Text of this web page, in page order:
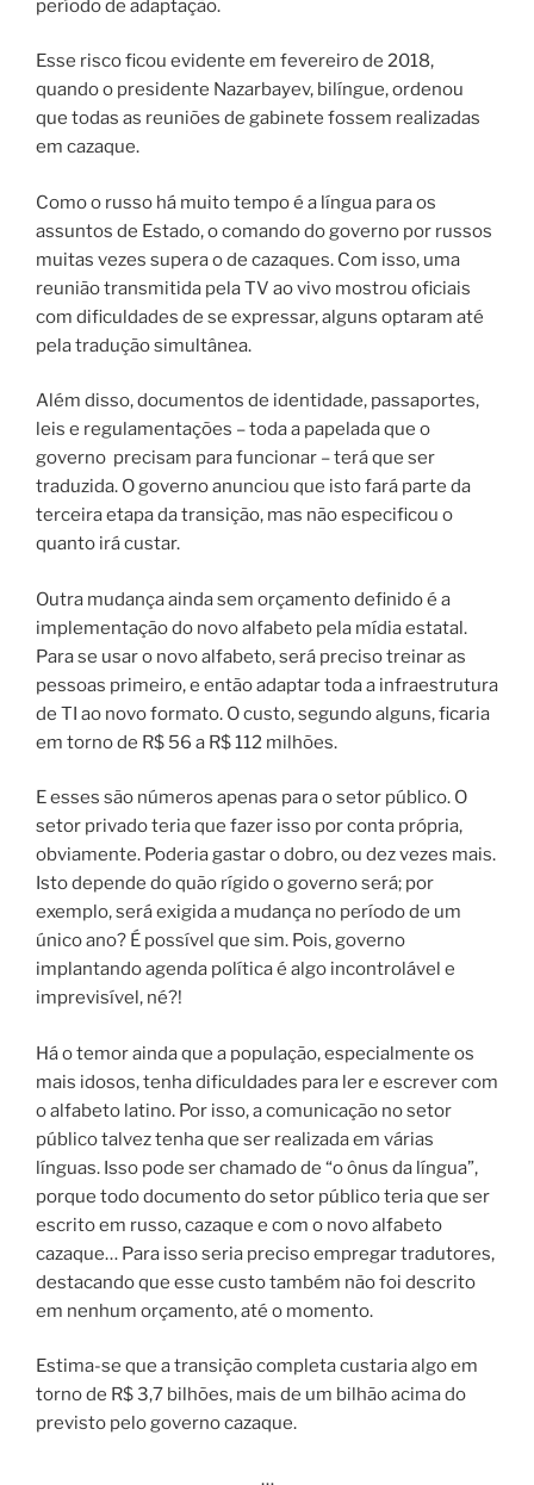
período de adaptação.
Esse risco ficou evidente em fevereiro de 2018,
quando o presidente Nazarbayev, bilíngue, ordenou
que todas as reuniões de gabinete fossem realizadas
em cazaque.
Como o russo há muito tempo é a língua para os
assuntos de Estado, o comando do governo por russos
muitas vezes supera o de cazaques. Com isso, uma
reunião transmitida pela TV ao vivo mostrou oficiais
com dificuldades de se expressar, alguns optaram até
pela tradução simultânea.
Além disso, documentos de identidade, passaportes,
leis e regulamentações – toda a papelada que o
governo precisam para funcionar – terá que ser
traduzida. O governo anunciou que isto fará parte da
terceira etapa da transição, mas não especificou o
quanto irá custar.
Outra mudança ainda sem orçamento definido é a
implementação do novo alfabeto pela mídia estatal.
Para se usar o novo alfabeto, será preciso treinar as
pessoas primeiro, e então adaptar toda a infraestrutura
de TI ao novo formato. O custo, segundo alguns, ficaria
em torno de R$ 56 a R$ 112 milhões.
E esses são números apenas para o setor público. O
setor privado teria que fazer isso por conta própria,
obviamente. Poderia gastar o dobro, ou dez vezes mais.
Isto depende do quão rígido o governo será; por
exemplo, será exigida a mudança no período de um
único ano? É possível que sim. Pois, governo
implantando agenda política é algo incontrolável e
imprevisível, né?!
Há o temor ainda que a população, especialmente os
mais idosos, tenha dificuldades para ler e escrever com
o alfabeto latino. Por isso, a comunicação no setor
público talvez tenha que ser realizada em várias
línguas. Isso pode ser chamado de “o ônus da língua”,
porque todo documento do setor público teria que ser
escrito em russo, cazaque e com o novo alfabeto
cazaque… Para isso seria preciso empregar tradutores,
destacando que esse custo também não foi descrito
em nenhum orçamento, até o momento.
Estima-se que a transição completa custaria algo em
torno de R$ 3,7 bilhões, mais de um bilhão acima do
previsto pelo governo cazaque.
…